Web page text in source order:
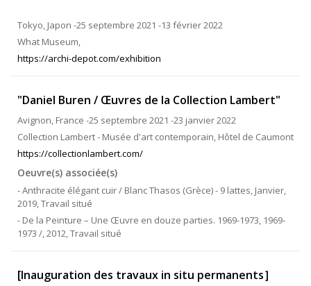
Tokyo, Japon -25 septembre 2021 -13 février 2022
What Museum,
https://archi-depot.com/exhibition
"Daniel Buren / Œuvres de la Collection Lambert"
Avignon, France -25 septembre 2021 -23 janvier 2022
Collection Lambert - Musée d'art contemporain, Hôtel de Caumont
https://collectionlambert.com/
Oeuvre(s) associée(s)
- Anthracite élégant cuir / Blanc Thasos (Grèce) - 9 lattes, Janvier,
2019, Travail situé
- De la Peinture – Une Œuvre en douze parties. 1969-1973, 1969-
1973 /, 2012, Travail situé
[Inauguration des travaux in situ permanents］